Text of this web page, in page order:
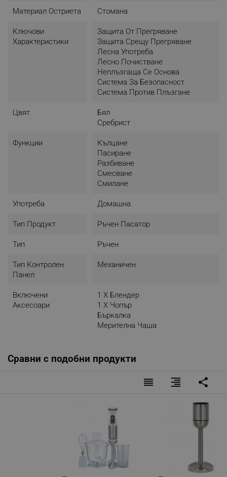
Материал Остриета Стомана
Ключови
Характеристики
Защита От Прегряване
Защита Срещу Прегряване
Лесна Употреба
Лесно Почистване
Неплъзгаща Се Основа
Система За Безопасност
Система Против Плъзгане
Цвят
Бял
Сребрист
Функции
Кълцане
Пасиране
Разбиване
Смесване
Смилане
Употреба Домашна
Тип Продукт Ръчен Пасатор
Тип Ръчен
Тип Контролен
Панел
Механичен
Включени
Аксесоари
1 X Блендер
1 Х Чопър
Бъркалка
Мерителна Чаша
Сравни с подобни продукти
reorder format_align_right share